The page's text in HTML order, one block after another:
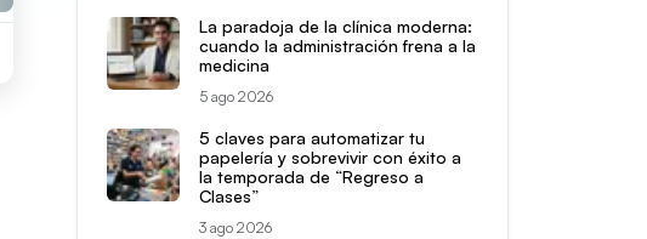
La paradoja de la clínica moderna:
cuando la administración frena a la
medicina
5 ago 2026
5 claves para automatizar tu
papelería y sobrevivir con éxito a
la temporada de “Regreso a
Clases”
3 ago 2026